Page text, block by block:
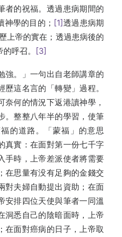
者的祝福。透過患病期間的
神學的目的； [1]透過患病期
上帝的實在；透過患病後的
呼召。
[3]
強。」一句出自老師講章的
這名言的「轉變」過程。
奈何的情況下返港讀神學，
。整整八年半的學習，使筆
的道路。「蒙福」的意思
真實：在面對第一份七千字
手時，上帝差派使者將需要
在思量有没有足夠的金錢交
對夫婦自動提出資助；在面
安排四位天使與筆者一同溫
洞悉自己的陰暗面時，上帝
在面對癌病的日子，上帝取